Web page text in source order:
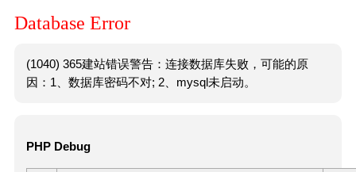
Database Error
(1040) 365建站错误警告：连接数据库失败，可能的原
因：1、数据库密码不对; 2、mysql未启动。
PHP Debug